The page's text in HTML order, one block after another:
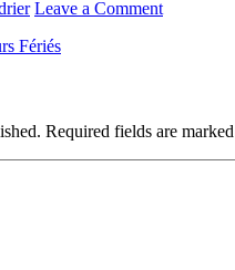
Leave a Comment
Required fields are marked